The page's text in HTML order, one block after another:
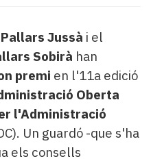
Jussà i el
Sobirà han
premi en l'11a edició
Oberta
l'Administració
Un guardó -que s'ha
els consells